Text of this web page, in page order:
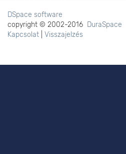
DSpace software
copyright © 2002-2016 DuraSpace
Kapcsolat
Visszajelzés